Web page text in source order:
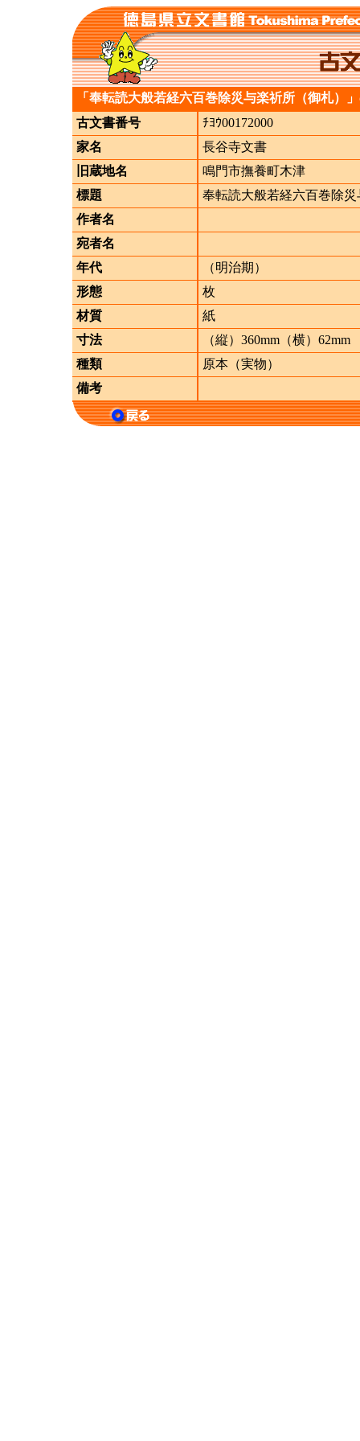
「奉転読大般若経六百巻除災与楽祈所（御札）
古文書番号
ﾁﾖｳ00172000
家名
長谷寺文書
旧蔵地名
鳴門市撫養町木津
標題
奉転読大般若経六百巻除
作者名
宛者名
年代
（明治期）
形態
枚
材質
紙
寸法
（縦）360mm（横）62mm
種類
原本（実物）
備考